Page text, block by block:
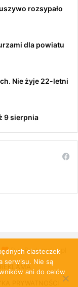
rozsypało
dla powiatu
Nie żyje 22-letni
9 sierpnia
PulsRadomska.pl
REKLAMA
PRYWATNOŚCI
ciasteczek
serwisu. Nie są
ani do celów